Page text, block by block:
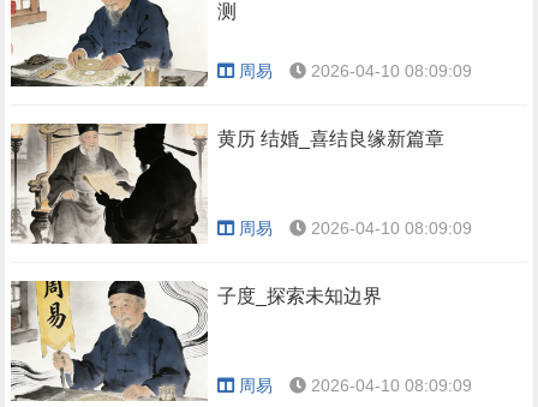
测
周易 2026-04-10 08:09:09
黄历 结婚_喜结良缘新篇章
周易 2026-04-10 08:09:09
子度_探索未知边界
周易 2026-04-10 08:09:09